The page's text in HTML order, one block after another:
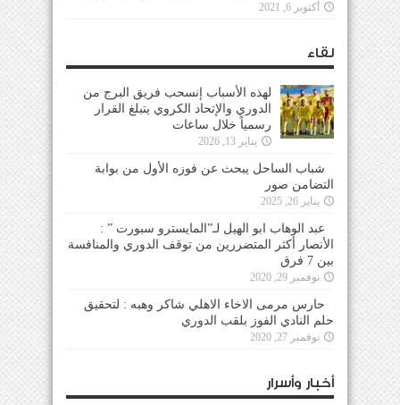
أكتوبر 6, 2021
لقاء
لهذه الأسباب إنسحب فريق البرج من
الدوري والإتحاد الكروي يتبلغ القرار
رسمياً خلال ساعات
يناير 13, 2026
شباب الساحل يبحث عن فوزه الأول من بوابة
التضامن صور
يناير 26, 2025
عبد الوهاب ابو الهيل لـ”المايسترو سبورت ” :
الأنصار أكثر المتضررين من توقف الدوري والمنافسة
بين 7 فرق
نوفمبر 29, 2020
حارس مرمى الاخاء الاهلي شاكر وهبه : لتحقيق
حلم النادي الفوز بلقب الدوري
نوفمبر 27, 2020
أخبار وأسرار